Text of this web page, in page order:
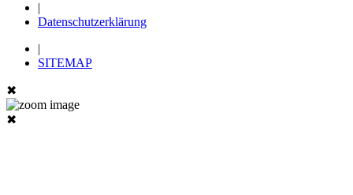
|
Datenschutzerklärung
|
SITEMAP
✖
✖